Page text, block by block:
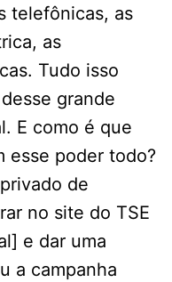
telefônicas, as
as
Tudo isso
grande
E como é que
esse poder todo?
de
no site do TSE
e dar uma
a campanha